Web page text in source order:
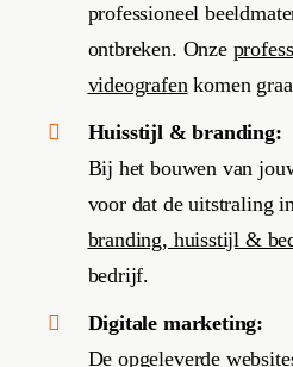
professioneel
ontbreken. Onze
videografenkomen
Huisstijl & branding:
Bij het bouwen van
voor dat de uitstraling
branding, huisstijl &
bedrijf.
Digitale marketing:
De opgeleverde